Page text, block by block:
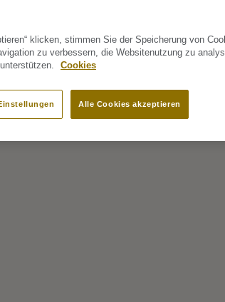
klicken, stimmen Sie der Speicherung von
zu verbessern, die Websitenutzung zu
Cookies
Alle Cookies akzeptieren